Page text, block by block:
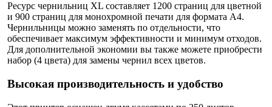
Ресурс чернильниц XL составляет 1200 страниц для цветной
и 900 страниц для монохромной печати для формата A4.
Чернильницы можно заменять по отдельности, что
обеспечивает максимум эффективности и минимум отходов.
Для дополнительной экономии вы также можете приобрести
набор (4 цвета) для замены чернил всех цветов.
Высокая производительность и удобство